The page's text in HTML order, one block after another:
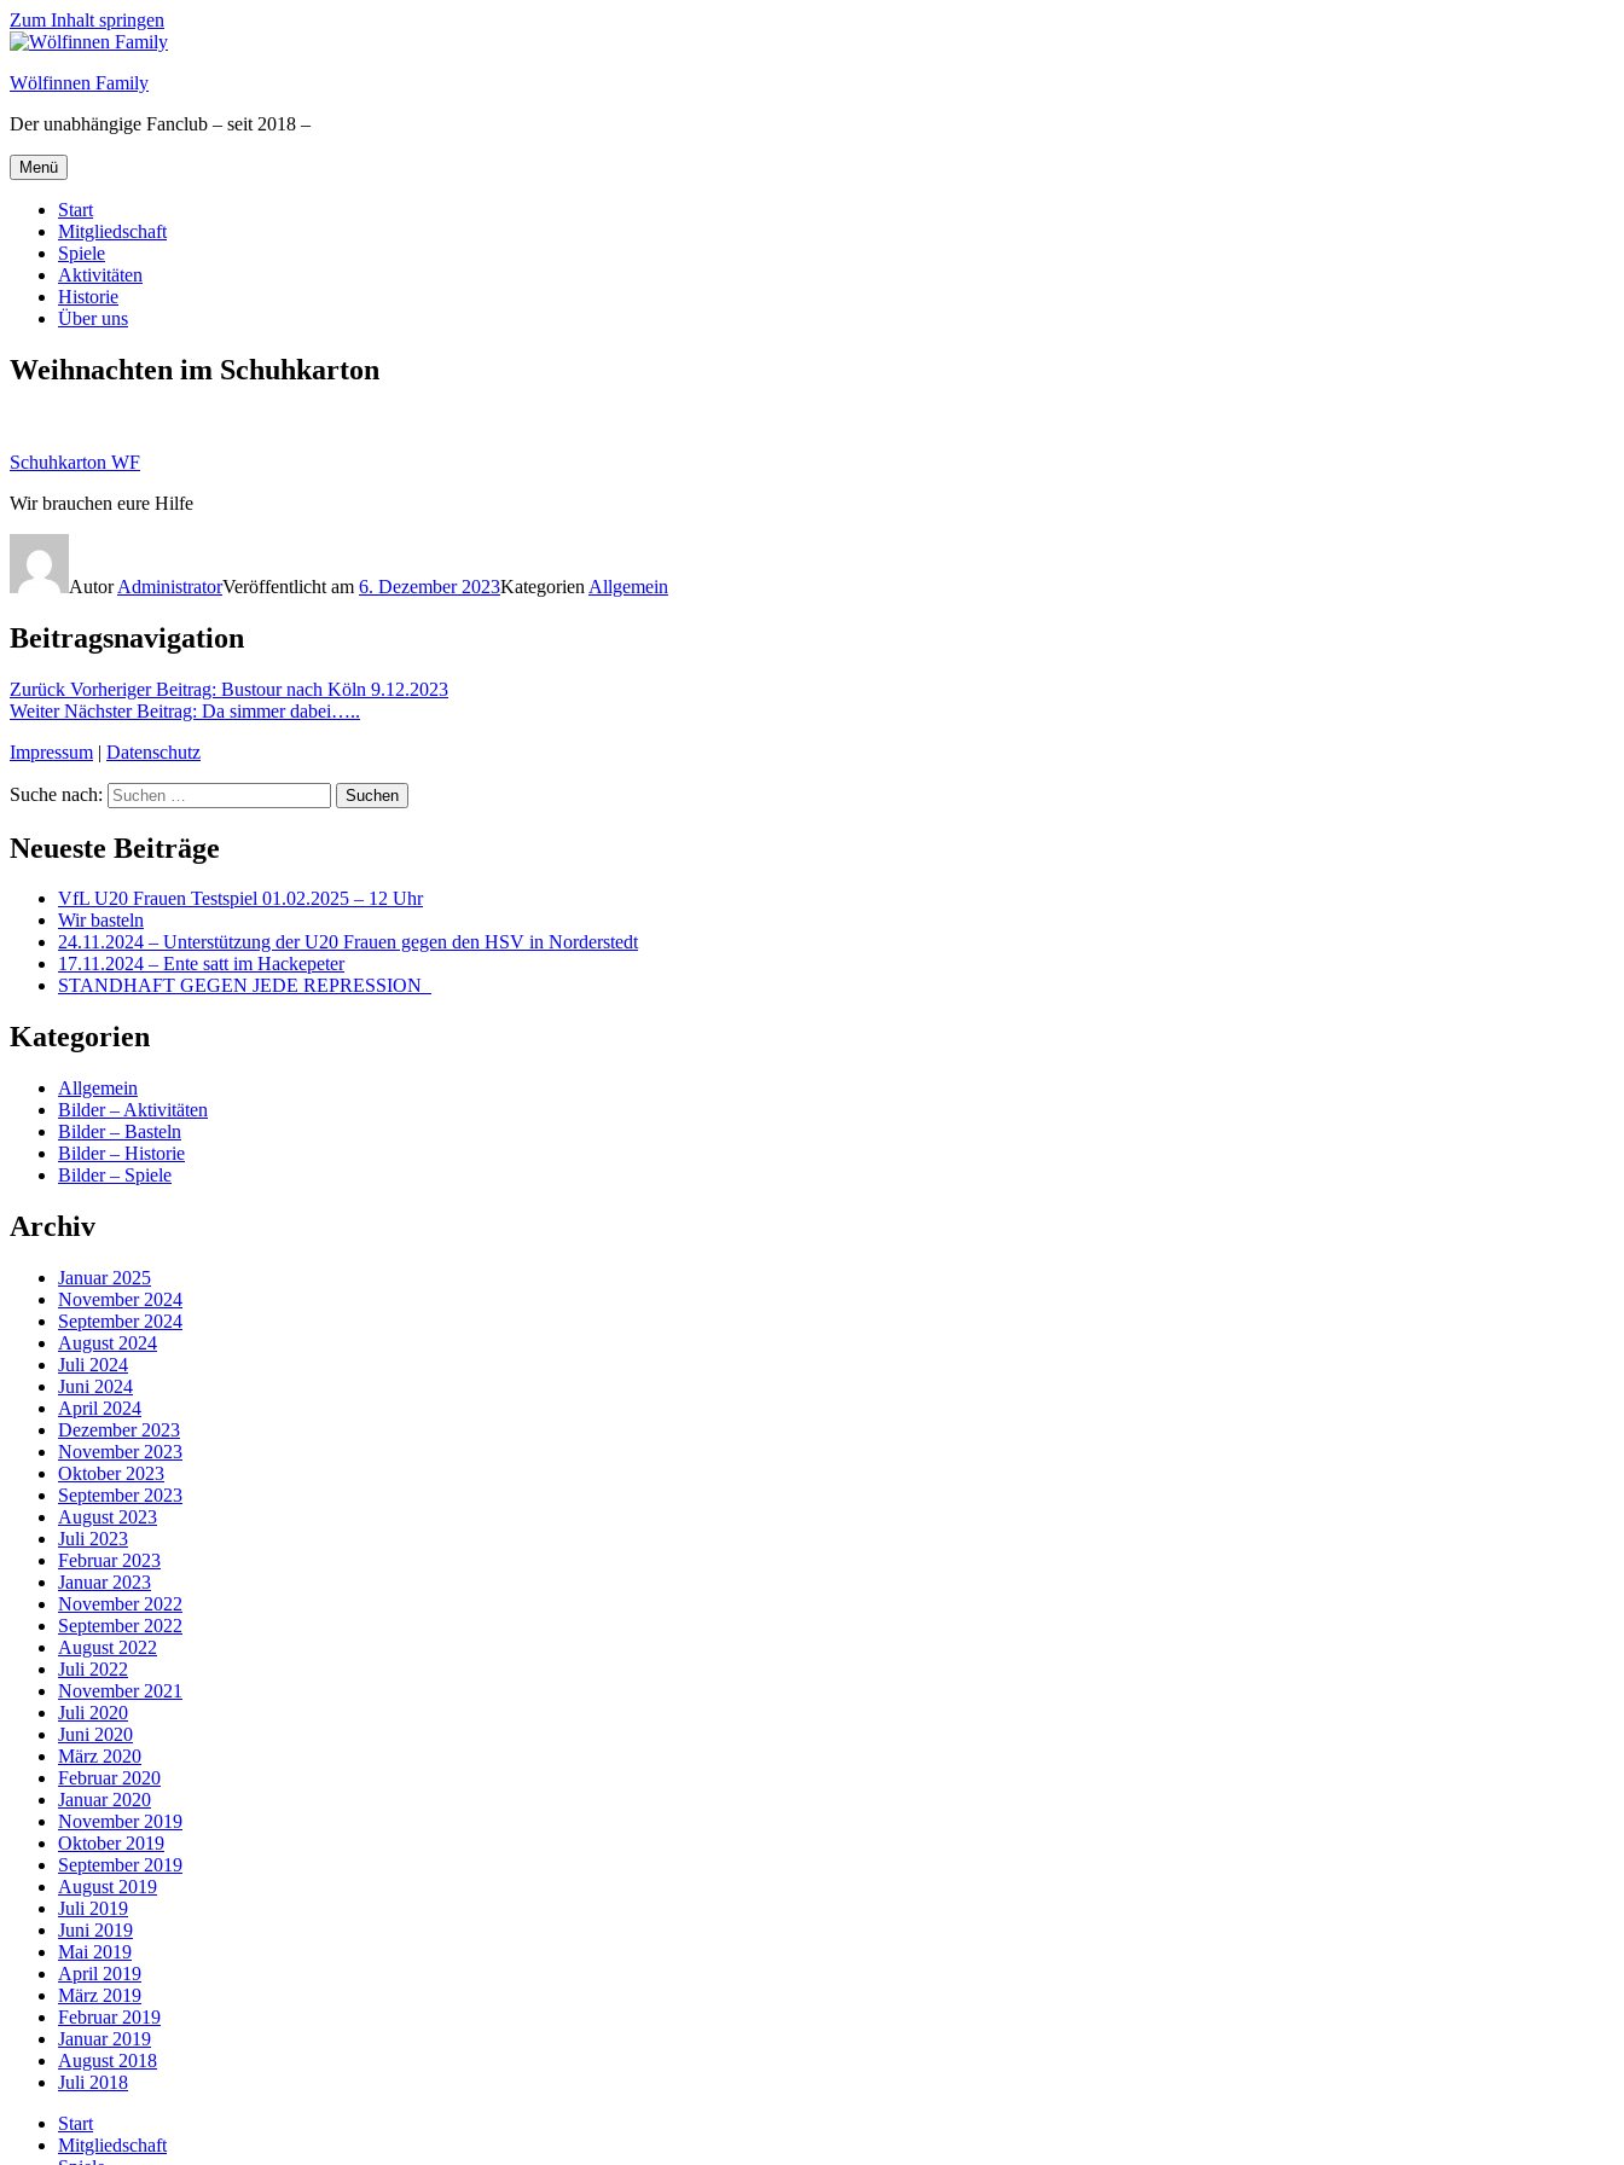
Zum Inhalt springen
Wölfinnen Family
Der unabhängige Fanclub – seit 2018 –
Menü
Start
Mitgliedschaft
Spiele
Aktivitäten
Historie
Über uns
Weihnachten im Schuhkarton
Schuhkarton WF
Wir brauchen eure Hilfe
AutorAdministratorVeröffentlicht am 6. Dezember 2023Kategorien Allgemein
Beitragsnavigation
Zurück Vorheriger Beitrag: Bustour nach Köln 9.12.2023
Weiter Nächster Beitrag: Da simmer dabei…..
Impressum | Datenschutz
Suche nach: Suchen
Neueste Beiträge
VfL U20 Frauen Testspiel 01.02.2025 – 12 Uhr
Wir basteln
24.11.2024 – Unterstützung der U20 Frauen gegen den HSV in Norderstedt
17.11.2024 – Ente satt im Hackepeter
STANDHAFT GEGEN JEDE REPRESSION
Kategorien
Allgemein
Bilder – Aktivitäten
Bilder – Basteln
Bilder – Historie
Bilder – Spiele
Archiv
Januar 2025
November 2024
September 2024
August 2024
Juli 2024
Juni 2024
April 2024
Dezember 2023
November 2023
Oktober 2023
September 2023
August 2023
Juli 2023
Februar 2023
Januar 2023
November 2022
September 2022
August 2022
Juli 2022
November 2021
Juli 2020
Juni 2020
März 2020
Februar 2020
Januar 2020
November 2019
Oktober 2019
September 2019
August 2019
Juli 2019
Juni 2019
Mai 2019
April 2019
März 2019
Februar 2019
Januar 2019
August 2018
Juli 2018
Start
Mitgliedschaft